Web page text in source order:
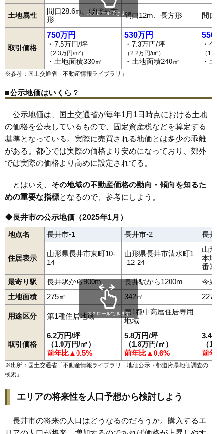
土地属性
間口28.6m、ほぼ長方
形
間口12m、長方形 間
取引価格
750万円
・7.5万円/坪
（2.3万円/m²）
・土地面積330㎡
530万円
・7.3万円/坪
（2.2万円/m²）
・土地面積240㎡
550
・
（
・
スクロールできます
※参考：国土交通省「 不動産情報ライブラリ 」
■公示地価はいくら？
公示地価は、国土交通省が毎年1月1日時点における土地
の価格を公表しているもので、固定資産税などを算定する
基準となっている。実際に売買される地価とは多少の乖離
がある。都心では実際の価格より安めになっており、郊外
では実際の価格より高めに設定されてる。
とはいえ、 その地域の不動産価格の動向・傾向を知るた
めの重要な指標となるので、参考にしよう。
◆長井市の公示地価（2025年1月）
地点名 長井市-1 長井市-2 長
住居表示
山形県長井市東町10-
14
山形県長井市清水町1
-12-24
山
本
番》
最寄り駅
長井駅から900m 長井駅から1200m
今
土地面積
275㎡ 342㎡ 227
用途区分 第1種住居地域
第1種中高層住居専用
地域
取引価格
6.2万円/坪
（1.9万円/㎡）
前年比▲0.5%
5.8万円/坪
（1.8万円/㎡）
前年比▲0.6%
3.4
（
前
スクロールできます
※出所：国土交通省「 不動産情報ライブラリ・地価公示・都道府県地価調査の
検索 」
エリアの将来性を人口予想から検討しよう
長井市の将来の人口はどうなるのだろうか。購入するエ